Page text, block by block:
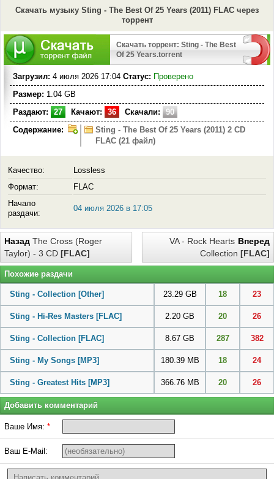
Скачать музыку Sting - The Best Of 25 Years (2011) FLAC через
торрент
Скачать торрент: Sting - The Best
Of 25 Years.torrent
Загрузил: 4 июля 2026 17:04 Статус: Проверено
Размер: 1.04 GB
Раздают:
27 Качают: 36 Скачали:
90
Содержание:
Sting - The Best Of 25 Years (2011) 2 CD
FLAC (21 файл)
Качество:
Lossless
Формат:
FLAC
Начало
раздачи:
04 июля 2026 в 17:05
Назад The Cross (Roger
Taylor) - 3 CD [FLAC]
Вперед
VA - Rock Hearts
Collection [FLAC]
Похожие раздачи
Sting - Collection [Other] 23.29 GB 18 23
Sting - Hi-Res Masters [FLAC] 2.20 GB 20 26
Sting - Collection [FLAC] 8.67 GB 287 382
Sting - My Songs [MP3] 180.39 MB 18 24
Sting - Greatest Hits [MP3] 366.76 MB 20 26
Добавить комментарий
Ваше Имя: *
Ваш E-Mail: